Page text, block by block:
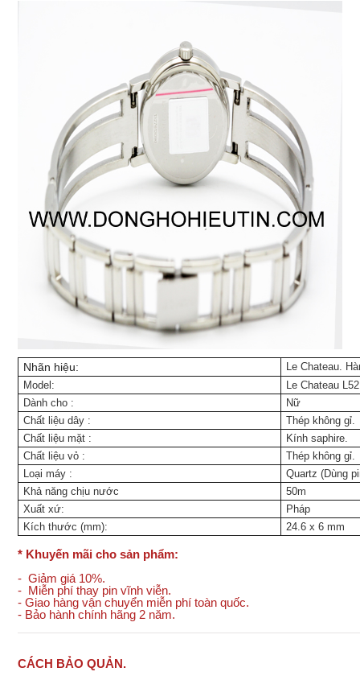
Nhãn hiệu:
Le Chateau.
Model:
Le Chateau
Dành cho :
Nữ
Chất liệu dây :
Thép không gỉ.
Chất liệu mặt :
Kính saphire.
Chất liệu vỏ :
Thép không gỉ.
Loại máy :
Quartz (Dùng
Khả năng chịu nước
50m
Xuất xứ:
Pháp
Kích thước (mm):
24.6 x 6 mm
* Khuyến mãi cho sản phẩm:
- Giảm giá 10%.
- Miễn phí thay pin vĩnh viễn.
- Giao hàng vận chuyển miễn phí toàn quốc.
- Bảo hành chính hãng 2 năm.
CÁCH BẢO QUẢN.